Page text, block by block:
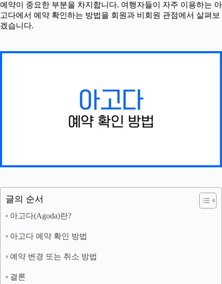
예약이 중요한 부분을 차지합니다. 여행자들이 자주 이용하는 아
고다에서 예약 확인하는 방법을 회원과 비회원 관점에서 살펴보
겠습니다.
글의 순서
아고다(Agoda)란?
아고다 예약 확인 방법
예약 변경 또는 취소 방법
결론